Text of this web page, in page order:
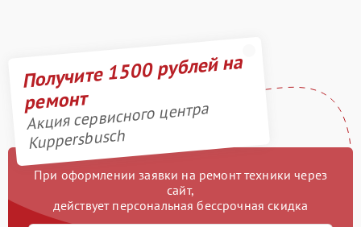
Получите 1500 рублей на
ремонт
Акция сервисного центра
Kuppersbusch
При оформлении заявки на ремонт техники через
сайт,
действует персональная бессрочная скидка